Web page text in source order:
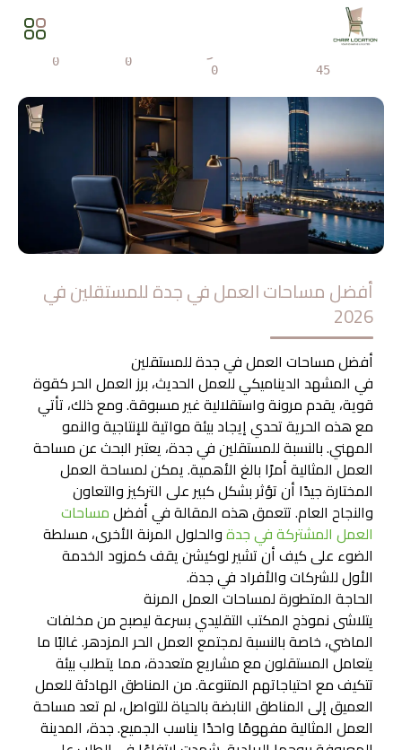
45
0
0
0
أفضل مساحات العمل في جدة للمستقلين في
2026
أفضل مساحات العمل في جدة للمستقلين
في المشهد الديناميكي للعمل الحديث، برز العمل الحر كقوة
قوية، يقدم مرونة واستقلالية غير مسبوقة. ومع ذلك، تأتي
مع هذه الحرية تحدي إيجاد بيئة مواتية للإنتاجية والنمو
المهني. بالنسبة للمستقلين في جدة، يعتبر البحث عن مساحة
العمل المثالية أمرًا بالغ الأهمية. يمكن لمساحة العمل
المختارة جيدًا أن تؤثر بشكل كبير على التركيز والتعاون
والنجاح العام. تتعمق هذه المقالة في أفضلمساحات
العمل المشتركة في جدةوالحلول المرنة الأخرى، مسلطة
الضوء على كيف أن تشير لوكيشن يقف كمزود الخدمة
الأول للشركات والأفراد في جدة.
الحاجة المتطورة لمساحات العمل المرنة
يتلاشى نموذج المكتب التقليدي بسرعة ليصبح من مخلفات
الماضي، خاصة بالنسبة لمجتمع العمل الحر المزدهر. غالبًا ما
يتعامل المستقلون مع مشاريع متعددة، مما يتطلب بيئة
تتكيف مع احتياجاتهم المتنوعة. من المناطق الهادئة للعمل
العميق إلى المناطق النابضة بالحياة للتواصل، لم تعد مساحة
العمل المثالية مفهومًا واحدًا يناسب الجميع. جدة، المدينة